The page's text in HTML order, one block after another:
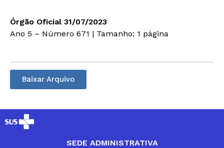
Órgão Oficial 31/07/2023
Ano 5 – Número 671 | Tamanho: 1 página
Baixar Arquivo
SEDE ADMINISTRATIVA